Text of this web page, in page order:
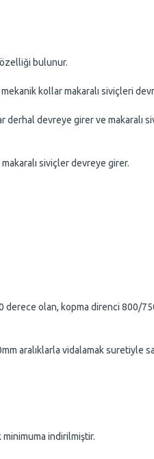
bulunur.
kollar makaralı siviçleri
devreye girer ve makaralı
siviçler devreye girer.
olan, kopma direnci 800/
aralıklarla vidalamak suretiyle
indirilmiştir.